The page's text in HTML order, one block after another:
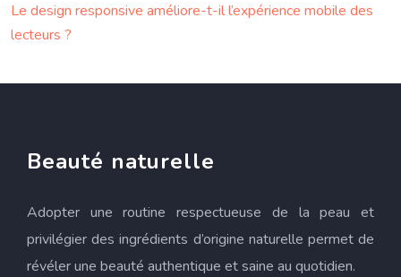
Le design responsive améliore-t-il l’expérience mobile des
lecteurs ?
Beauté naturelle
Adopter une routine respectueuse de la peau et
privilégier des ingrédients d’origine naturelle permet de
révéler une beauté authentique et saine au quotidien.